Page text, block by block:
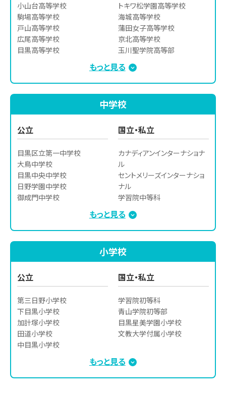
小山台高等学校
駒場高等学校
戸山高等学校
広尾高等学校
目黒高等学校
芸術高等学校
トキワ松学園高等学校
海城高等学校
蒲田女子高等学校
京北高等学校
玉川聖学院高等部
桐蔭学園高等学校
駒場学園高等学校
慶應義塾高等学校
慶應義塾女子高等学校
佼成学園高等学校
麹町学園女子高等学校
実践女子学園高等学校
順天高等学校
昭和第一高等学校
世田谷学園高等学校
成城学園高等学校
成城高等学校
正則学園高等学校
聖心女子学院高等科
青山学院高等部
多摩大学目黒高等学校
東京高等学校
東京女子学園高等学校
東京都市大学等々力高等学
校
二松學舍大学附属高等学校
日出高等学校
日本女子大学附属高等学校
日本大学第二高等学校
八雲学園高等学校
もっと見る
中学校
公立
目黒区立第一中学校
大鳥中学校
目黒中央中学校
日野学園中学校
御成門中学校
原宿外苑中学校
豊葉の杜中学校
青山中学校
高松中学校
東山中学校
国立・私立
カナディアンインターナショナ
ル
セントメリーズインターナショ
ナル
学習院中等科
京華中学校
香蘭女学校中等科
麹町学園女子中学校
国士舘中学校
国立東京大学教育学部附属
中等教育学校
三輪田学園中学校
実践女子学園中学校
女子聖学院中学校
女子美術大学付属中学校
昭和女子大学附属昭和中学
校
聖ドミニコ学園中学校
聖心女子学院中等科
もっと見る
小学校
公立
第三日野小学校
下目黒小学校
加計塚小学校
田道小学校
中目黒小学校
芝浦小学校
国立・私立
学習院初等科
青山学院初等部
目黒星美学園小学校
文教大学付属小学校
もっと見る